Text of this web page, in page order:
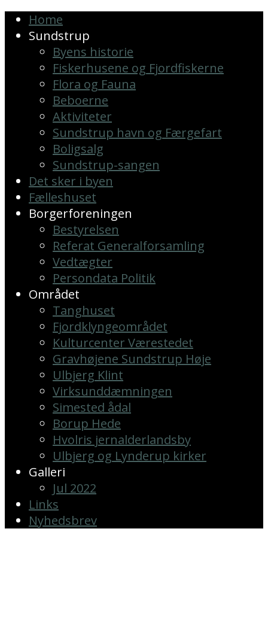
Home
Sundstrup
Byens historie
Fiskerhusene og Fjordfiskerne
Flora og Fauna
Beboerne
Aktiviteter
Sundstrup havn og Færgefart
Boligsalg
Sundstrup-sangen
Det sker i byen
Fælleshuset
Borgerforeningen
Bestyrelsen
Referat Generalforsamling
Vedtægter
Persondata Politik
Området
Tanghuset
Fjordklyngeområdet
Kulturcenter Værestedet
Gravhøjene Sundstrup Høje
Ulbjerg Klint
Virksunddæmningen
Simested ådal
Borup Hede
Hvolris jernalderlandsby
Ulbjerg og Lynderup kirker
Galleri
Jul 2022
Links
Nyhedsbrev